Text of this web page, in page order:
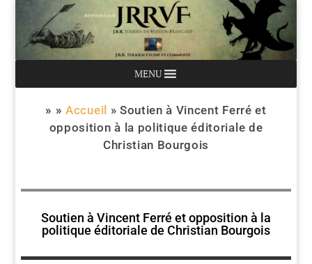
MENU
» » Accueil » Soutien à Vincent Ferré et
opposition à la politique éditoriale de
Christian Bourgois
Soutien à Vincent Ferré et opposition à la
politique éditoriale de Christian Bourgois